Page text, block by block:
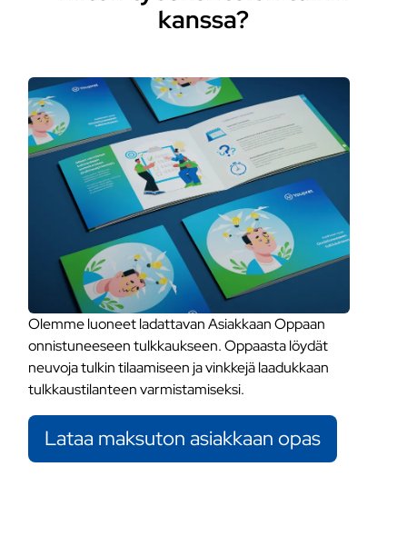
kanssa?
Olemme luoneet ladattavan Asiakkaan Oppaan
onnistuneeseen tulkkaukseen. Oppaasta löydät
neuvoja tulkin tilaamiseen ja vinkkejä laadukkaan
tulkkaustilanteen varmistamiseksi.
Lataa maksuton asiakkaan opas